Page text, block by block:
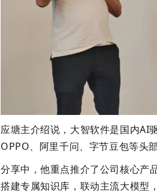
应塘主介绍说， 大智软件是国内AI
OPPO、阿里千问、字节豆包等头
分享中，他重点推介了公司核心产
搭建专属知识库，联动主流大模型